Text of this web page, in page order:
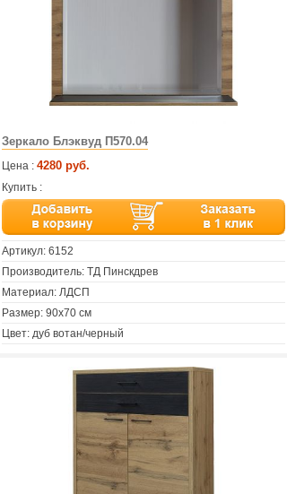
Зеркало Блэквуд П570.04
Цена : 4280 руб.
Купить :
Артикул: 6152
Производитель: ТД Пинскдрев
Материал: ЛДСП
Размер: 90х70 см
Цвет: дуб вотан/черный